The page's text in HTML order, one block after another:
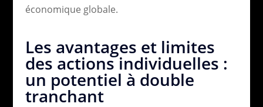
économique globale.
Les avantages et limites
des actions individuelles :
un potentiel à double
tranchant